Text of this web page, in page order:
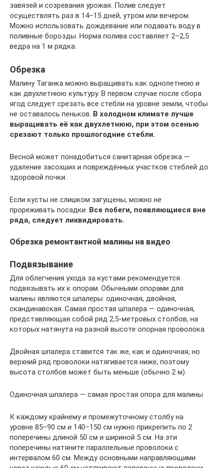
завязей и созревания урожая. Полив следует
осуществлять раз в 14–15 дней, утром или вечером.
Можно использовать дождевание или подавать воду в
поливные борозды. Норма полива составляет 2–2,5
ведра на 1 м рядка.
Обрезка
Малину Таганка можно выращивать как однолетнюю и
как двухлетнюю культуру. В первом случае после сбора
ягод следует срезать все стебли на уровне земли, чтобы
не оставалось пеньков. В холодном климате лучше
выращивать её как двухлетнюю, при этом осенью
срезают только прошлогодние стебли.
Весной может понадобиться санитарная обрезка —
удаление засохших и повреждённых участков стеблей до
здоровой почки.
Если кусты не слишком загущены, можно не
прореживать посадки. Все побеги, появляющиеся вне
ряда, следует ликвидировать.
Обрезка ремонтантной малины на видео
Подвязывание
Для облегчения ухода за кустами рекомендуется
подвязывать их к опорам. Обычными опорами для
малины являются шпалеры: одиночная, двойная,
скандинавская. Самая простая шпалера — одиночная,
представляющая собой ряд 2,5-метровых столбов, на
которых натянута на разной высоте опорная проволока.
Двойная шпалера ставится так же, как и одиночная, но
верхний ряд проволоки натягивается ниже, поэтому
высота столбов может быть меньше (обычно 2 м).
Одиночная шпалера — самая простая опора для малины
К каждому крайнему и промежуточному столбу на
уровне 85–90 см и 140–150 см нужно прикрепить по 2
поперечины длиной 50 см и шириной 5 см. На эти
поперечины натяните параллельные проволоки с
интервалом 60 см. Между основными направляющими